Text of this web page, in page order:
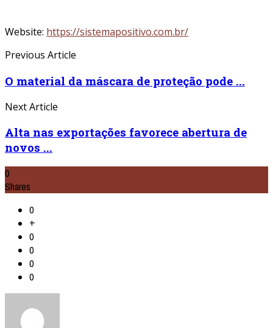
Website: https://sistemapositivo.com.br/
Previous Article
O material da máscara de proteção pode ...
Next Article
Alta nas exportações favorece abertura de
novos ...
0
Shares
0
+
0
0
0
0